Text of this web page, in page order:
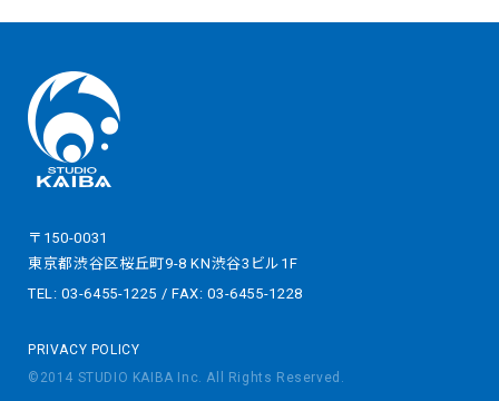
〒150-0031
東京都渋谷区桜丘町9-8 KN渋谷3ビル1F
TEL: 03-6455-1225 / FAX: 03-6455-1228
PRIVACY POLICY
©2014 STUDIO KAIBA Inc. All Rights Reserved.